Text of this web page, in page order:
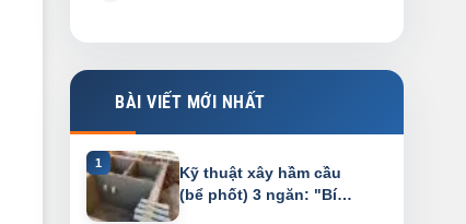
BÀI VIẾT MỚI NHẤT
Kỹ thuật xây hầm cầu
(bể phốt) 3 ngăn: "Bí